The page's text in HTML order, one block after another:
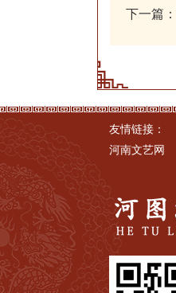
下一篇：
友情链接：
河南文艺网